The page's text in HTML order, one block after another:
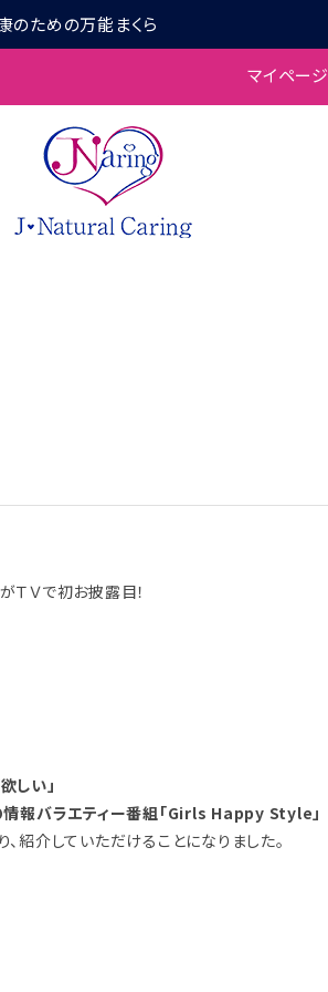
ための万能まくら
マイページ
ＴＶで初お披露目！
しい」
報バラエティー番組「Girls Happy Style」
介していただけることになりました。